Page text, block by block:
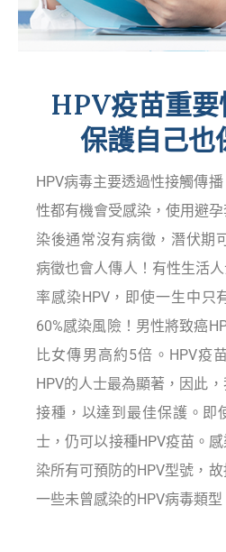
HPV疫苗重
保護自己也
HPV病毒主要透過性接觸傳
性都有機會受感染，使用避
染後通常沒有病徵，潛伏期
病徵也會人傳人！有性生活
率感染HPV，即使一生中只
60%感染風險！男性將致癌
比女傳男高約5倍。HPV疫
HPV的人士最為顯著，因此
接種，以達到最佳保護。即
士，仍可以接種HPV疫苗。
染所有可預防的HPV型號，
一些未曾感染的HPV病毒類型